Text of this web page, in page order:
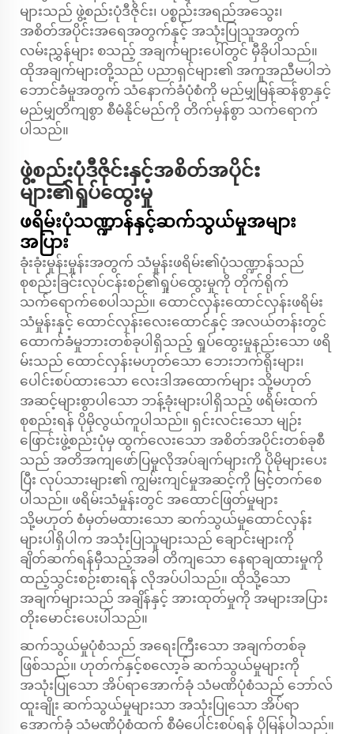
များသည် ဖွဲ့စည်းပုံဒီဇိုင်း၊ ပစ္စည်းအရည်အသွေး၊
အစိတ်အပိုင်းအရေအတွက်နှင့် အသုံးပြုသူအတွက်
လမ်းညွှန်များ စသည့် အချက်များပေါ်တွင် မှီခိုပါသည်။
ထိုအချက်များတို့သည် ပညာရှင်များ၏ အကူအညီမပါဘဲ
ဘောင်ခံမှုအတွက် သံနောက်ခံပုံစံကို မည်မျှမြန်ဆန်စွာနှင့်
မည်မျှတိကျစွာ စီမံနိုင်မည်ကို တိက်မှန်စွာ သက်ရောက်
ပါသည်။
ဖွဲ့စည်းပုံဒီဇိုင်းနှင့်အစိတ်အပိုင်း
များ၏ရှုပ်ထွေးမှု
ဖရိမ်းပုံသဏ္ဍာန်နှင့်ဆက်သွယ်မှုအများ
အပြား
ခုံးခုံးမှုန်းမှုန်းအတွက် သံမှုန်းဖရိမ်း၏ပုံသဏ္ဍာန်သည်
စုစည်းခြင်းလုပ်ငန်းစဉ်၏ရှုပ်ထွေးမှုကို တိုက်ရိုက်
သက်ရောက်စေပါသည်။ ထောင်လှန်းထောင်လှန်းဖရိမ်း
သံမှုန်းနှင့် ထောင်လှန်းလေးထောင်နှင့် အလယ်တန်းတွင်
ထောက်ခံမှုဘားတစ်ခုပါရှိသည့် ရှုပ်ထွေးမှုနည်းသော ဖရိ
မ်းသည် ထောင်လှန်းမဟုတ်သော ဘေးဘက်ရိုးများ၊
ပေါင်းစပ်ထားသော လေးဒါအထောက်များ သို့မဟုတ်
အဆင့်များစွာပါသော ဘန့်ခုံးများပါရှိသည့် ဖရိမ်းထက်
စုစည်းရန် ပိုမိုလွယ်ကူပါသည်။ ရှင်းလင်းသော မျဉ်း
ဖြောင်းဖွဲ့စည်းပုံမှ ထွက်လေးသော အစိတ်အပိုင်းတစ်ခုစီ
သည် အတိအကျဖော်ပြမှုလိုအပ်ချက်များကို ပိုမိုများပေး
ပြီး လုပ်သားများ၏ ကျွမ်းကျင်မှုအဆင့်ကို မြင့်တက်စေ
ပါသည်။ ဖရိမ်းသံမှုန်းတွင် အထောင်ဖြတ်မှုများ
သို့မဟုတ် စံမှတ်မထားသော ဆက်သွယ်မှုထောင်လှန်း
များပါရှိပါက အသုံးပြုသူများသည် ချောင်းများကို
ချိတ်ဆက်ရန်မှီသည့်အခါ တိကျသော နေရာချထားမှုကို
ထည့်သွင်းစဉ်းစားရန် လိုအပ်ပါသည်။ ထိုသို့သော
အချက်များသည် အချိန်နှင့် အားထုတ်မှုကို အများအပြား
တိုးမောင်းပေးပါသည်။
ဆက်သွယ်မှုပုံစံသည် အရေးကြီးသော အချက်တစ်ခု
ဖြစ်သည်။ ဟုတ်က်နှင့်စလော့ခ် ဆက်သွယ်မှုများကို
အသုံးပြုသော အိပ်ရာအောက်ခုံ သံမဏိပုံစံသည် ဘော်လ်
ထူးချိုး ဆက်သွယ်မှုများသာ အသုံးပြုသော အိပ်ရာ
အောက်ခုံ သံမဏိပုံစံထက် စီမံပေါင်းစပ်ရန် ပိုမြန်ပါသည်။